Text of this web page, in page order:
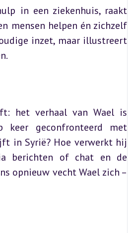
in een ziekenhuis, raakt
mensen helpen én zichzelf
inzet, maar illustreert
het verhaal van Wael is
keer geconfronteerd met
in Syrië? Hoe verwerkt hij
berichten of chat en de
opnieuw vecht Wael zich –